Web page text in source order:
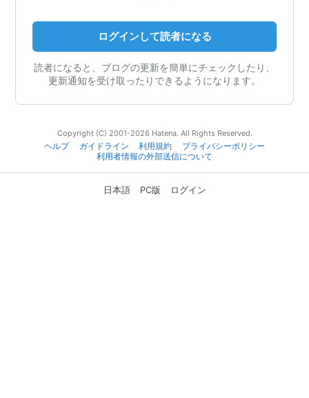
ログインして読者になる
読者になると、ブログの更新を簡単にチェックしたり、
更新通知を受け取ったりできるようになります。
Copyright (C) 2001-2026 Hatena. All Rights Reserved.
ヘルプ
ガイドライン 利用規約
プライバシーポリシー
利用者情報の外部送信について
日本語 PC版 ログイン